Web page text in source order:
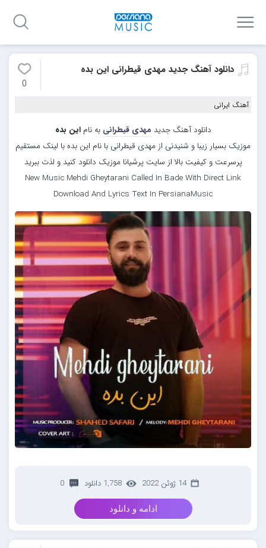
دانلود آهنگ جدید مهدی قیطرانی این بده
0
آهنگ ایرانی
دانلود آهنگ جدید مهدی قیطرانی به ناماین بده
موزیک بسیار زیبا و شنیدنی از مهدی قیطرانی با نام این بده با لینک مستقیم
پرسرعت و کیفیت بالا از سایت پرشیانا موزیک دانلود کنید و لذت ببرید
New Music Mehdi Gheytarani Called In Bade With Direct Link
Download And Lyrics Text In PersianaMusic
14 ژوئن 2022 1,758 دانلود 0
ادامه و دانلود